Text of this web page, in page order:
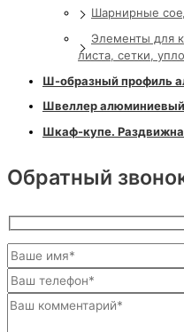
Шарнирные
Элементы для
листа, сетки,
Ш-образный профиль
Швеллер
Шкаф-купе.
Обратный